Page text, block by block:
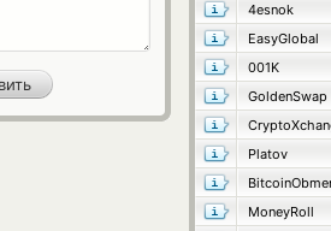
4esnok
EasyGlobal
001K
GoldenSwap
Platov
MoneyRoll